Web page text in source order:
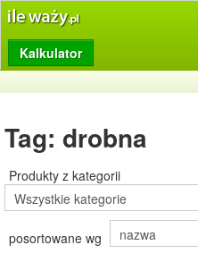
Produkty
Dziennik
Przelicznik
Porady
Słownik
Kalkulator
Tag: drobna
Produkty z kategorii
posortowane wg